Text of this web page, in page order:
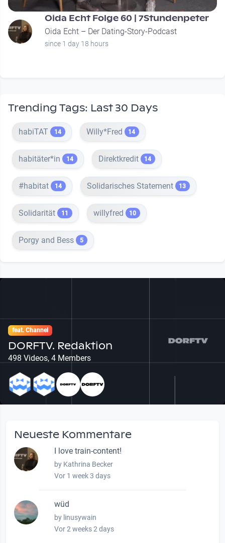
Oida Echt Folge 60 | 7Stundenpeter
Oida Echt – Der Dating-Story-Podcast
since 1 day 18 hours
Trending Tags: Last 30 Days
habiTAT 14 Willy*Fred 14
habitäter*in 14 Direktkredit 14
#habitat 14 Solidarisches Statement 13
Solidarität 11 willyfred 10
Porgy and Bess 5
feat. Channel
DORFTV. Redaktion
498 Videos, 4 Members
Neueste Kommentare
I love train-content!
by Kathrina Becker
Vor 1 week 3 days
wüd
by linusywain
Vor 2 weeks 2 days